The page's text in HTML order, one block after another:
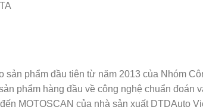
phẩm đầu tiên từ năm 2013 của Nhóm
phẩm hàng đầu về công nghệ chuẩn
MOTOSCAN của nhà sản xuất DTDAuto